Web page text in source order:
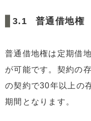
普通借地権
普通借地権は定期借
が可能です。契約の
の契約で30年以上の
期間となります。